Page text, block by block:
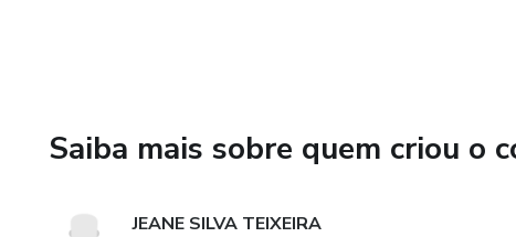
Saiba mais sobre quem criou o
JEANE SILVA TEIXEIRA